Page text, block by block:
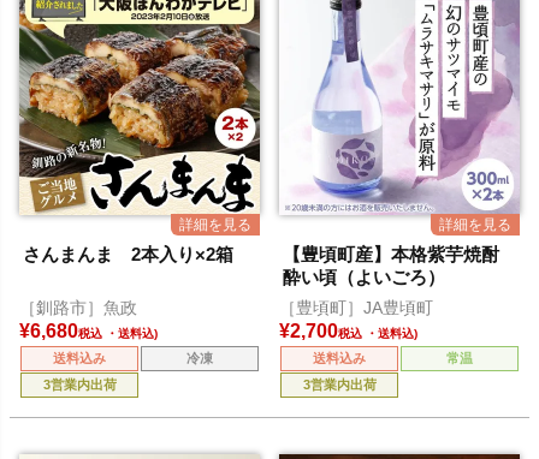
さんまんま 2本入り×2箱
［釧路市］魚政
¥6,680税込
送料込み
冷凍
3営業内出荷
【豊頃町産】本格紫芋焼酎
酔い頃（よいごろ）
［豊頃町］JA豊頃町
¥2,700税込
送料込み
常温
3営業内出荷